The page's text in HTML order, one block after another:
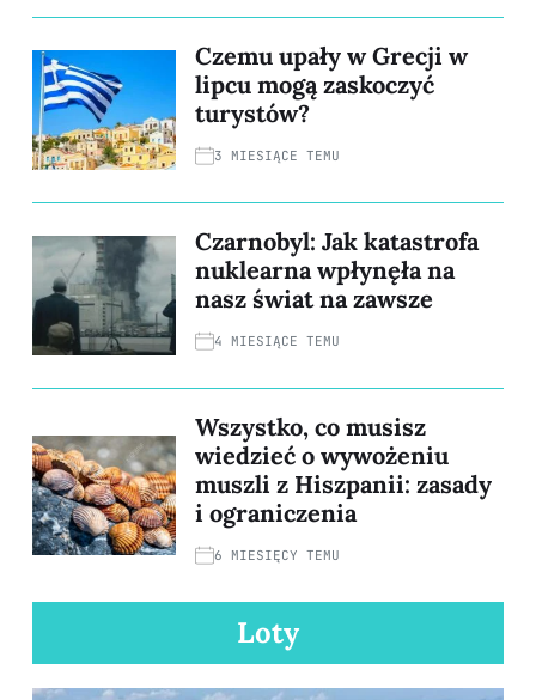
Czemu upały w Grecji w
lipcu mogą zaskoczyć
turystów?
3 MIESIĄCE TEMU
Czarnobyl: Jak katastrofa
nuklearna wpłynęła na
nasz świat na zawsze
4 MIESIĄCE TEMU
Wszystko, co musisz
wiedzieć o wywożeniu
muszli z Hiszpanii: zasady
i ograniczenia
6 MIESIĘCY TEMU
Loty